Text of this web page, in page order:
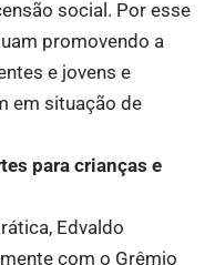
social. Por esse
promovendo a
e jovens e
em situação de
para crianças e
Edvaldo
com o Grêmio